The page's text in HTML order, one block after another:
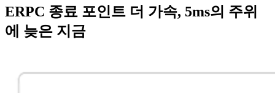
ERPC 종료 포인트 더 가속, 5ms의 주위
에 늦은 지금